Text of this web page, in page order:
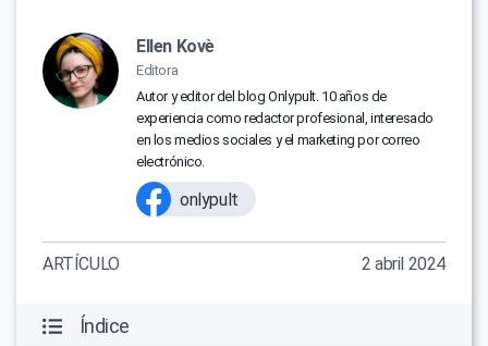
Ellen Kovè
Editora
Autor y editor del blog Onlypult. 10 años de
experiencia como redactor profesional, interesado
en los medios sociales y el marketing por correo
electrónico.
onlypult
ARTÍCULO 2 abril 2024
Índice